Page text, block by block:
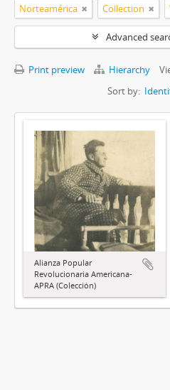
Norteamérica Collection
Advanced
Print preview Hierarchy
Sort by:
Alianza Popular
Revolucionaria Americana-
APRA (Colección)